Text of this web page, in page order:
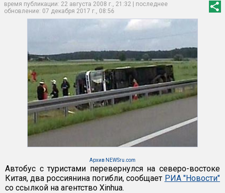
время публикации: 22 августа 2008 г., 21:32 | последнее
обновление: 07 декабря 2017 г., 08:56
Архив NEWSru.com
Автобус с туристами перевернулся на северо-востоке
Китая, два россиянина погибли, сообщает РИА "Новости"
со ссылкой на агентство Xinhua.